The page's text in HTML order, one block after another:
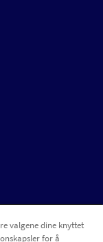
valgene dine knyttet
for å